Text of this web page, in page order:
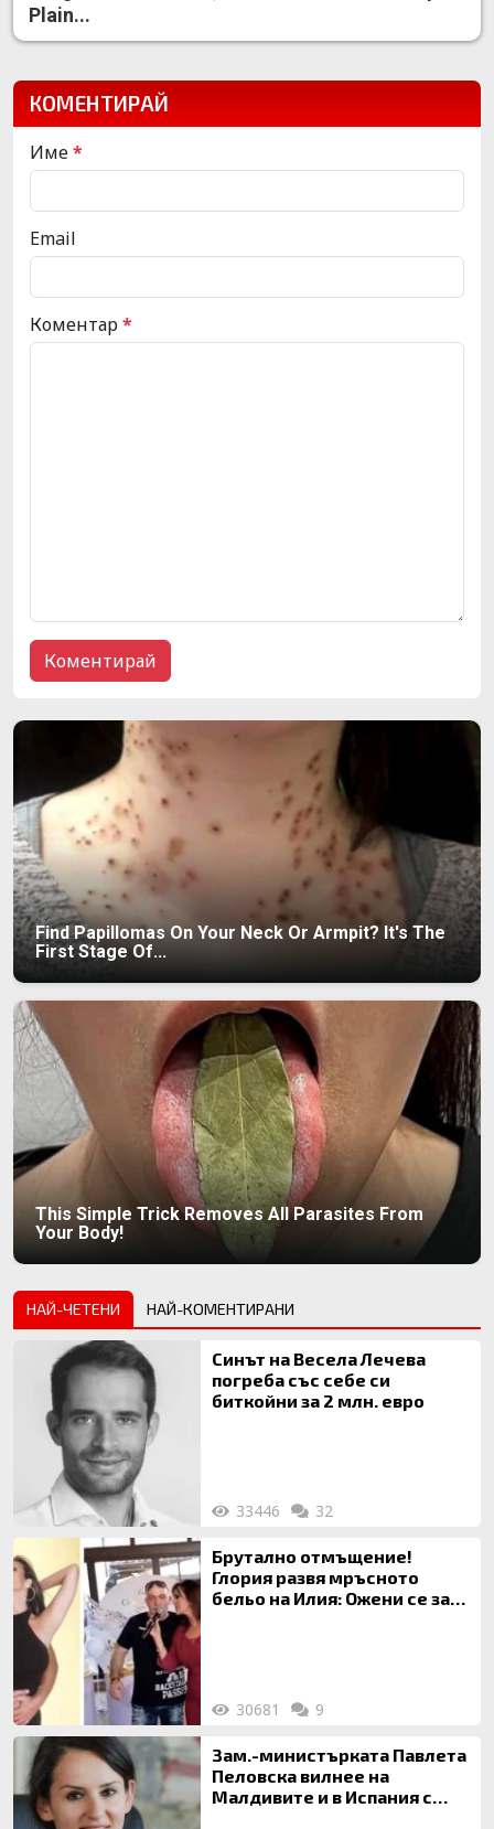
Plain...
КОМЕНТИРАЙ
Име*
Email
Коментар*
Find Papillomas On Your Neck Or Armpit? It's The
First Stage Of...
This Simple Trick Removes All Parasites From
Your Body!
НАЙ-ЧЕТЕНИ НАЙ-КОМЕНТИРАНИ
Синът на Весела Лечева
погреба със себе си
биткойни за 2 млн. евро
33446 32
Брутално отмъщение!
Глория развя мръсното
бельо на Илия: Ожени се за
30681 9
Зам.-министърката Павлета
Пеловска вилнее на
Малдивите и в Испания с